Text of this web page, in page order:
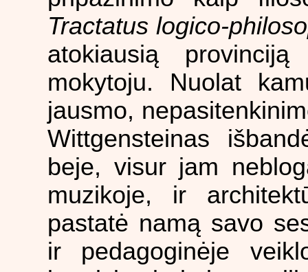
Tractatus logico-
atokiausią
mokytoju. Nuolat
jausmo,
Wittgensteinas
beje, visur jam
muzikoje, ir
pastatė namą savo
ir pedagoginėje